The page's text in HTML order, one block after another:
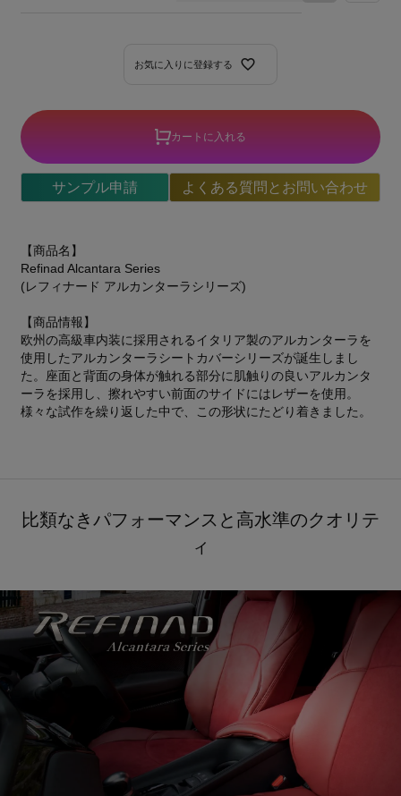
お気に入りに登録する
カートに入れる
サンプル申請 よくある質問とお問い合わせ
【商品名】
Refinad Alcantara Series
(レフィナード アルカンターラシリーズ)
【商品情報】
欧州の高級車内装に採用されるイタリア製のアルカンターラを
使用したアルカンターラシートカバーシリーズが誕生しまし
た。座面と背面の身体が触れる部分に肌触りの良いアルカンタ
ーラを採用し、擦れやすい前面のサイドにはレザーを使用。
様々な試作を繰り返した中で、この形状にたどり着きました。
比類なきパフォーマンスと高水準のクオリテ
ィ